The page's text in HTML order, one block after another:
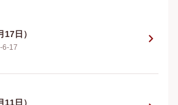
17日）
6-17 chevron_right
11日）